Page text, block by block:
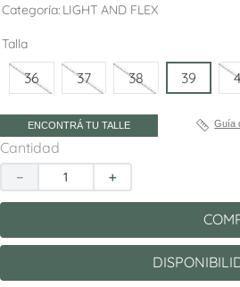
Categoría LIGHT AND FLEX
Talla
36 37 38 39
ENCONTRÁ TU TALLE Guía
Cantidad
＋
－